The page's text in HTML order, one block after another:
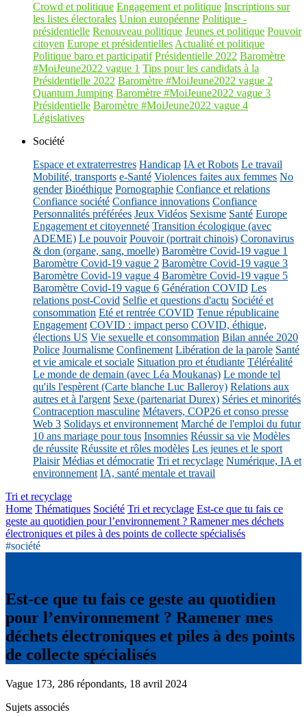
Crowd et politique Engagement et politique Inscriptions sur
les listes électorales Union européenne Politique -
présidentielle Renouveau politique Jeunes et politique Pouvoir
citoyen Europe et présidentielles Actualité et politique
Politique baro et participatif Présidentielle 2022 Baromètre
#MoiJeune2022 vague 1 Tips pour les candidats à la
Présidentielle 2022 Baromètre #MoiJeune2022 vague 2
Quantum Jumping Baromètre #MoiJeune2022 vague 3
Présidentielle Baromètre #MoiJeune2022 vague 4
Législatives
Société
Espace et extraterrestres Handicap IA et Robots Le travail
Mobilité, transports e-Santé Violences faites aux femmes No
gender Bioéthique Pornographie Confiance et relations
Confiance société Confiance innovations Confiance
Personnalités préférées Jeux Vidéos Sexisme Santé Europe
Engagement et citoyenneté Transition écologique (avec
ADEME) Le pouvoir Pouvoir (portrait chinois) Coronavirus
& don (organe, sang, moelle) Baromètre Covid-19 vague 1
Baromètre Covid-19 vague 2 Baromètre Covid-19 vague 3
Baromètre Covid-19 vague 4 Baromètre Covid-19 vague 5
Baromètre Covid-19 vague 6 Génération COVID Les
relations post-Covid Selfie et questions d'actu Société et
consommation Eté et rentrée COVID Tenue républicaine
Engagement COVID : impact perso COVID, éthique,
élections US Vie sexuelle et consommation Bilan année 2020
Police Journalisme Confinement Libération de la parole Santé
et vie amicale et sociale Situation pro et étudiante Téléréalité
Le monde de demain (avec Léa Moukanas) Le monde tel
qu'ils l'espèrent (Carte blanche Luc Balleroy) Relations aux
autres et à l'argent Sexe (partenariat Durex) Séries et minorités
Contraception masculine Métavers, COP26 et conso presse
Web 3 Solidays et environnement Marché de l'emploi du futur
10 ans mariage pour tous Insomnies Réussir sa vie Modèles
de réussite Réussite et rôles modèles Les jeunes et le sport
Plaisir Médias et démocratie Tri et recyclage Numérique, IA et
environnement IA, santé mentale et travail
Tri et recyclage
Home Thématiques Société Tri et recyclage Est-ce que tu fais ce
geste au quotidien pour l’environnement ? Ramener mes déchets
électroniques et piles à des points de collecte spécialisés
#société
Est-ce que tu fais ce geste au quotidien
pour l’environnement ? Ramener mes
déchets électroniques et piles à des points
de collecte spécialisés
Vague 173, 286 répondants, 18 avril 2024
Sujets associés